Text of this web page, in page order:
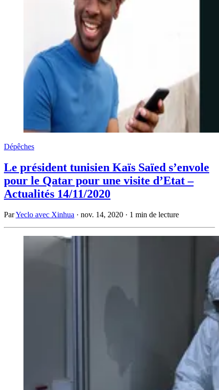
Dépêches
Le président tunisien Kaïs Saïed s’envole
pour le Qatar pour une visite d’Etat –
Actualités 14/11/2020
ParYeclo avec Xinhua · nov. 14, 2020 · 1 min de lecture